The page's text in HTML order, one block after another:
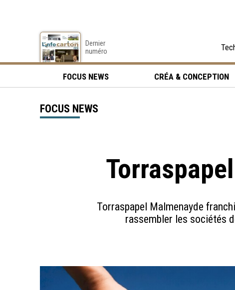
Dernier
numéro
FOCUS NEWS CRÉA & CONCEPTION
Torraspapel Malmenayde
rassembler les sociétés
FOCUS NEWS